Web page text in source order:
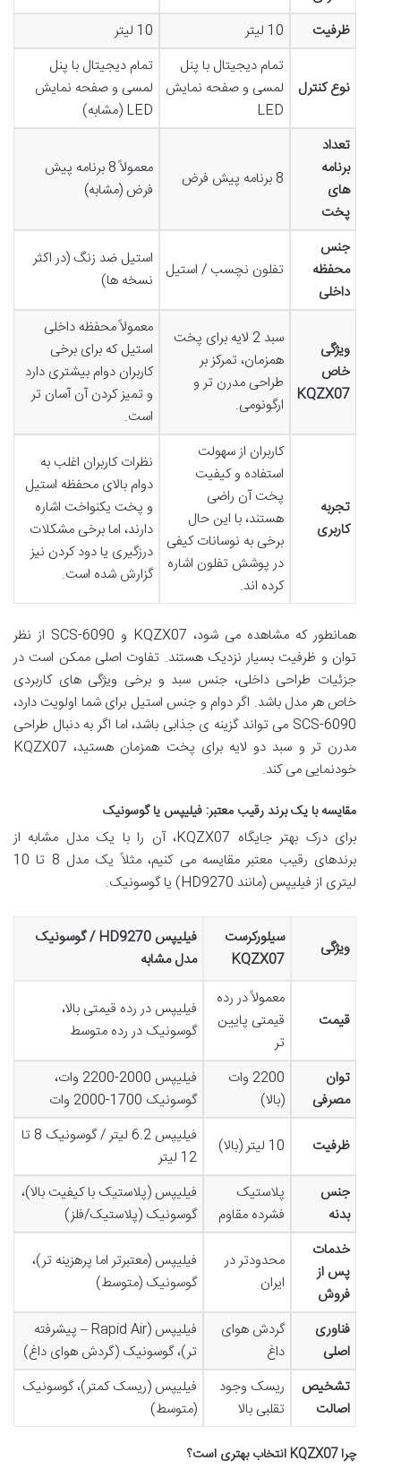
ظرفیت
10 لیتر 10 لیتر
نوع کنترل
تمام دیجیتال با پنل
لمسی و صفحه نمایش
LED
تمام دیجیتال با پنل
لمسی و صفحه نمایش
LED (مشابه)
تعداد
برنامه
های
پخت
8 برنامه پیش فرض
معمولاً 8 برنامه پیش
فرض (مشابه)
جنس
محفظه
داخلی
تفلون نچسب / استیل
استیل ضد زنگ (در اکثر
نسخه ها)
ویژگی
خاص
KQZX07
سبد 2 لایه برای پخت
همزمان، تمرکز بر
طراحی مدرن تر و
ارگونومی.
معمولاً محفظه داخلی
استیل که برای برخی
کاربران دوام بیشتری دارد
و تمیز کردن آن آسان تر
است.
تجربه
کاربری
کاربران از سهولت
استفاده و کیفیت
پخت آن راضی
هستند، با این حال
برخی به نوسانات کیفی
در پوشش تفلون اشاره
کرده اند.
نظرات کاربران اغلب به
دوام بالای محفظه استیل
و پخت یکنواخت اشاره
دارند، اما برخی مشکلات
درزگیری یا دود کردن نیز
گزارش شده است.
همانطور که مشاهده می شود، KQZX07 و SCS-6090 از نظر
توان و ظرفیت بسیار نزدیک هستند. تفاوت اصلی ممکن است در
جزئیات طراحی داخلی، جنس سبد و برخی ویژگی های کاربردی
خاص هر مدل باشد. اگر دوام و جنس استیل برای شما اولویت دارد،
SCS-6090 می تواند گزینه ی جذابی باشد، اما اگر به دنبال طراحی
مدرن تر و سبد دو لایه برای پخت همزمان هستید، KQZX07
خودنمایی می کند.
مقایسه با یک برند رقیب معتبر: فیلیپس یا گوسونیک
برای درک بهتر جایگاه KQZX07، آن را با یک مدل مشابه از
برندهای رقیب معتبر مقایسه می کنیم، مثلاً یک مدل 8 تا 10
لیتری از فیلیپس (مانند HD9270) یا گوسونیک.
ویژگی
سیلورکرست
KQZX07
فیلیپس HD9270 / گوسونیک
مدل مشابه
قیمت
معمولاً در رده
قیمتی پایین
تر
فیلیپس در رده قیمتی بالا،
گوسونیک در رده متوسط
توان
مصرفی
2200 وات
(بالا)
فیلیپس 2000-2200 وات،
گوسونیک 1700-2000 وات
ظرفیت 10 لیتر (بالا)
فیلیپس 6.2 لیتر / گوسونیک 8 تا
12 لیتر
جنس
بدنه
پلاستیک
فشرده مقاوم
فیلیپس (پلاستیک با کیفیت بالا)،
گوسونیک (پلاستیک/فلز)
خدمات
پس از
فروش
محدودتر در
ایران
فیلیپس (معتبرتر اما پرهزینه تر)،
گوسونیک (متوسط)
فناوری
اصلی
گردش هوای
داغ
فیلیپس (Rapid Air – پیشرفته
تر)، گوسونیک (گردش هوای داغ)
تشخیص
اصالت
ریسک وجود
تقلبی بالا
فیلیپس (ریسک کمتر)، گوسونیک
(متوسط)
چرا KQZX07 انتخاب بهتری است؟